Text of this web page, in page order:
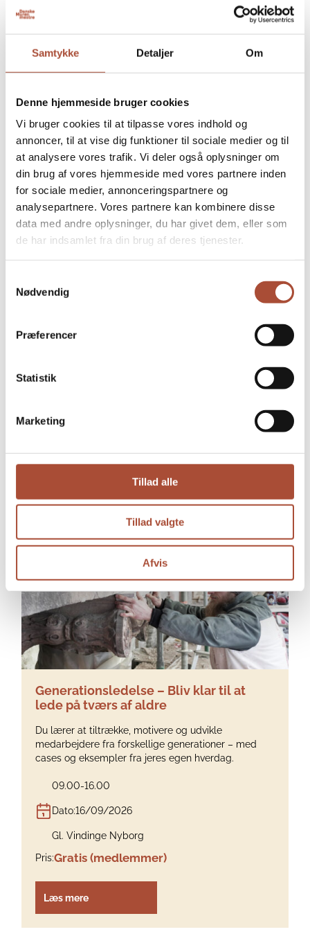
Samtykke Detaljer Om
Denne hjemmeside bruger cookies
Vi bruger cookies til at tilpasse vores indhold og
annoncer, til at vise dig funktioner til sociale medier og til
at analysere vores trafik. Vi deler også oplysninger om
din brug af vores hjemmeside med vores partnere inden
for sociale medier, annonceringspartnere og
analysepartnere. Vores partnere kan kombinere disse
data med andre oplysninger, du har givet dem, eller som
de har indsamlet fra din brug af deres tjenester.
Nødvendig
Præferencer
Statistik
Marketing
Tillad alle
Tillad valgte
Afvis
Gl. Vindinge Nyborg
Pris:Gratis (medlemmer)
fremtiden for din virksomhed
virksomhed med udgangspunkt i din aktuelle
12.00-12.00
HUSET Middelfart, Hindsgavl Alle 2, 5500
Pris:Gratis (medlemmer)
Læs mere
Generationsledelse – Bliv klar til at
lede på tværs af aldre
Du lærer at tiltrække, motivere og udvikle
medarbejdere fra forskellige generationer – med
cases og eksempler fra jeres egen hverdag.
09.00-16.00
Dato:16/09/2026
Gl. Vindinge Nyborg
Pris:Gratis (medlemmer)
Læs mere